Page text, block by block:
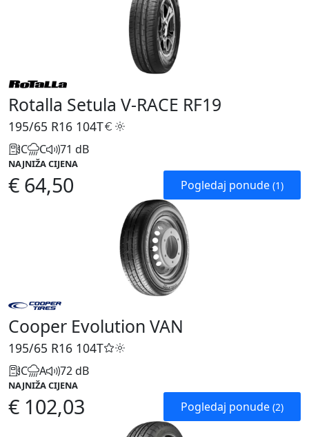
Rotalla Setula V-RACE RF19
195/65 R16 104T
C C 71 dB
NAJNIŽA CIJENA
€ 64,50 Pogledaj ponude (1)
Cooper Evolution VAN
195/65 R16 104T
C A 72 dB
NAJNIŽA CIJENA
€ 102,03 Pogledaj ponude (2)